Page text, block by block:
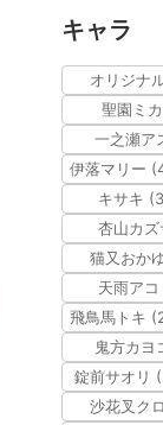
キャラ
オリジナ
聖園ミ
一之瀬ア
伊落マリー
キサキ
杏山カ
猫又おか
天雨ア
飛鳥馬トキ
鬼方カヨ
錠前サオリ
沙花叉ク